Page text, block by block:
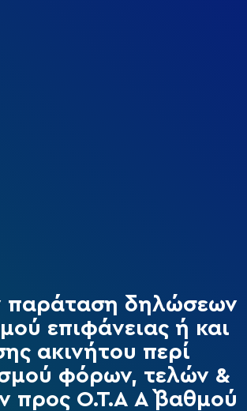
παράταση δηλώσεων
επιφάνειας ή και
ακινήτου περί
φόρων, τελών &
προς Ο.Τ.Α Α` βαθμού